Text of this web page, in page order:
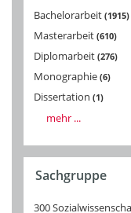
Bachelorarbeit 1915
Masterarbeit 610
Diplomarbeit 276
Monographie 6
Dissertation 1
mehr ...
Sachgruppe
300